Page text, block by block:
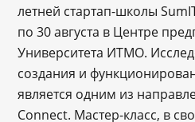
летней стартап-школы
по 30 августа в Центре
Университета ИТМО.
создания и
является одним из
Connect. Мастер-класс, в